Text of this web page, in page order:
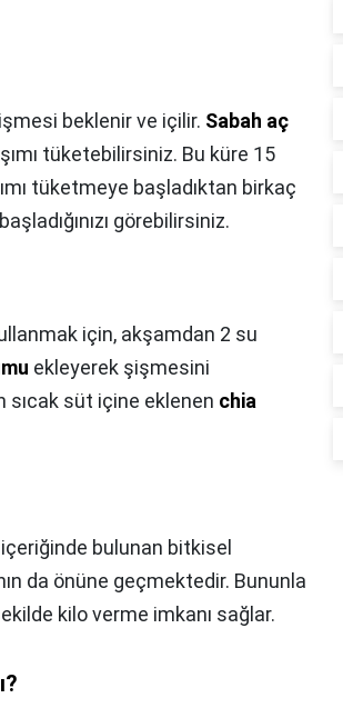
beklenir ve içilir. Sabah aç
tüketebilirsiniz. Bu küre 15
tüketmeye başladıktan birkaç
görebilirsiniz.
için, akşamdan 2 su
ekleyerek şişmesini
sıcak süt içine eklenen chia
içeriğinde bulunan bitkisel
da önüne geçmektedir. Bununla
kilo verme imkanı sağlar.